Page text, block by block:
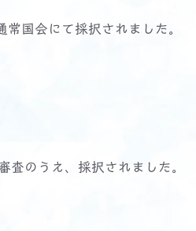
国会にて採択されました。
査のうえ、採択されました。